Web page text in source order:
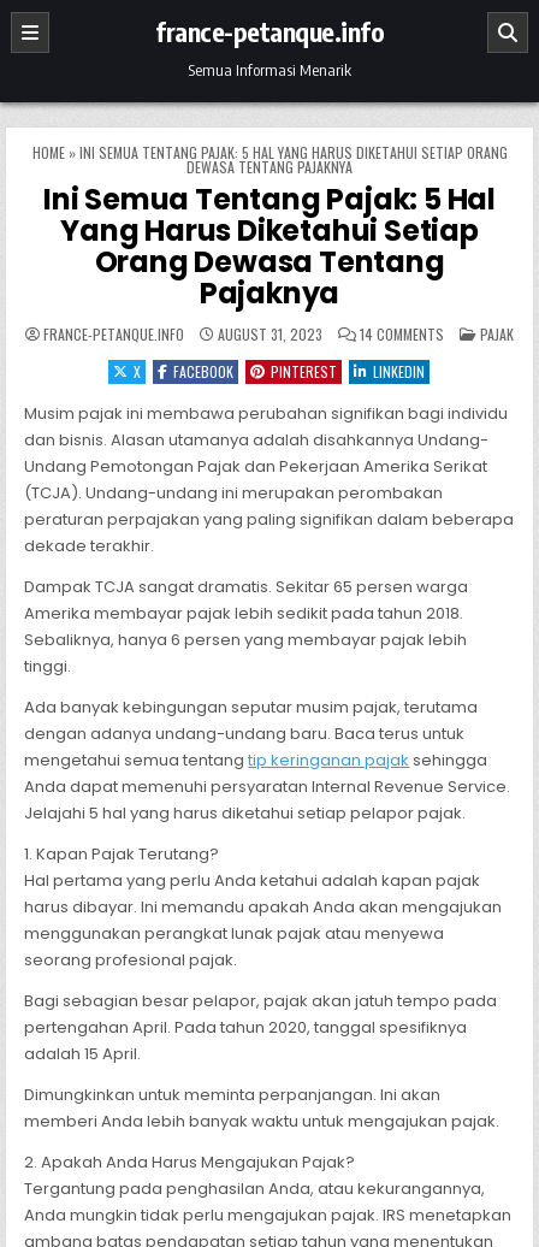
Skip to content
france-petanque.info
Semua Informasi Menarik
HOME»INI SEMUA TENTANG PAJAK: 5 HAL YANG HARUS DIKETAHUI SETIAP ORANG
DEWASA TENTANG PAJAKNYA
Ini Semua Tentang Pajak: 5 Hal
Yang Harus Diketahui Setiap
Orang Dewasa Tentang
Pajaknya
FRANCE-PETANQUE.INFO AUGUST 31, 2023 14 COMMENTS ON INI SEMUA
POSTED
PAJAK
X
FACEBOOK PINTEREST LINKEDIN
Musim pajak ini membawa perubahan signifikan bagi individu
dan bisnis. Alasan utamanya adalah disahkannya Undang-
Undang Pemotongan Pajak dan Pekerjaan Amerika Serikat
(TCJA). Undang-undang ini merupakan perombakan
peraturan perpajakan yang paling signifikan dalam beberapa
dekade terakhir.
Dampak TCJA sangat dramatis. Sekitar 65 persen warga
Amerika membayar pajak lebih sedikit pada tahun 2018.
Sebaliknya, hanya 6 persen yang membayar pajak lebih
tinggi.
Ada banyak kebingungan seputar musim pajak, terutama
dengan adanya undang-undang baru. Baca terus untuk
mengetahui semua tentangtip keringanan pajak sehingga
Anda dapat memenuhi persyaratan Internal Revenue Service.
Jelajahi 5 hal yang harus diketahui setiap pelapor pajak.
1. Kapan Pajak Terutang?
Hal pertama yang perlu Anda ketahui adalah kapan pajak
harus dibayar. Ini memandu apakah Anda akan mengajukan
menggunakan perangkat lunak pajak atau menyewa
seorang profesional pajak.
Bagi sebagian besar pelapor, pajak akan jatuh tempo pada
pertengahan April. Pada tahun 2020, tanggal spesifiknya
adalah 15 April.
Dimungkinkan untuk meminta perpanjangan. Ini akan
memberi Anda lebih banyak waktu untuk mengajukan pajak.
2. Apakah Anda Harus Mengajukan Pajak?
Tergantung pada penghasilan Anda, atau kekurangannya,
Anda mungkin tidak perlu mengajukan pajak. IRS menetapkan
ambang batas pendapatan setiap tahun yang menentukan